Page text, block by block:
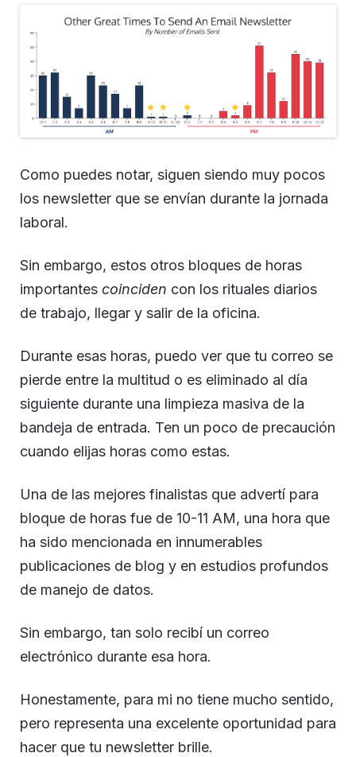
Como puedes notar, siguen siendo muy pocos
los newsletter que se envían durante la jornada
laboral.
Sin embargo, estos otros bloques de horas
importantes coinciden con los rituales diarios
de trabajo, llegar y salir de la oficina.
Durante esas horas, puedo ver que tu correo se
pierde entre la multitud o es eliminado al día
siguiente durante una limpieza masiva de la
bandeja de entrada. Ten un poco de precaución
cuando elijas horas como estas.
Una de las mejores finalistas que advertí para
bloque de horas fue de 10-11 AM, una hora que
ha sido mencionada en innumerables
publicaciones de blog y en estudios profundos
de manejo de datos.
Sin embargo, tan solo recibí un correo
electrónico durante esa hora.
Honestamente, para mi no tiene mucho sentido,
pero representa una excelente oportunidad para
hacer que tu newsletter brille.